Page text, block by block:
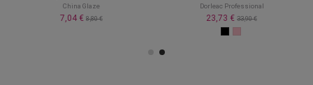
China Glaze
7,04 € 8,80 €
Dorleac Professional
23,73 € 33,90 €